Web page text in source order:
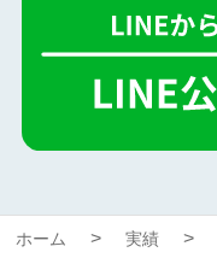
ホーム 実績